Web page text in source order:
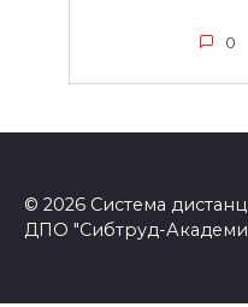
0
© 2026 Система
ДПО "Сибтруд-